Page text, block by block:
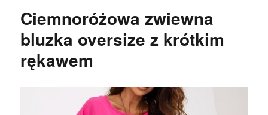
Ciemnoróżowa zwiewna
bluzka oversize z krótkim
rękawem